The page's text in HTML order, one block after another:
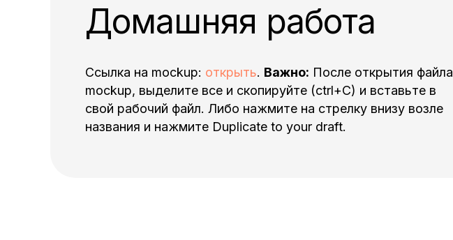
Домашняя работа
Ссылка на mockup: открыть. Важно: После открытия файла
mockup, выделите все и скопируйте (ctrl+C) и вставьте в
свой рабочий файл. Либо нажмите на стрелку внизу возле
названия и нажмите Duplicate to your draft.